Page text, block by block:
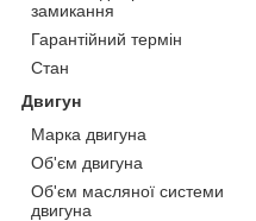
замикання
Гарантійний термін
Стан
Двигун
Марка двигуна
Об'єм двигуна
Об'єм масляної системи
двигуна